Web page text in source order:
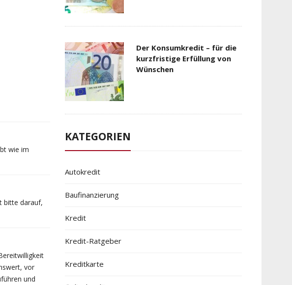
wie im
bitte darauf,
vor
und
Der Konsumkredit – für die
kurzfristige Erfüllung von
Wünschen
KATEGORIEN
Autokredit
Baufinanzierung
Kredit
Kredit-Ratgeber
Kreditkarte